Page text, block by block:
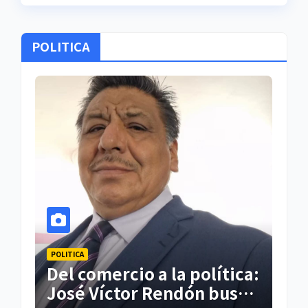
POLITICA
POLITICA
PAN Tlaxcala supera las
300 mil visitas